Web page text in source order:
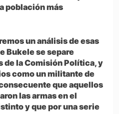
población más
un análisis de esas
Bukele se separe
de la Comisión Política, y
como un militante de
que aquellos
las armas en el
y que por una serie